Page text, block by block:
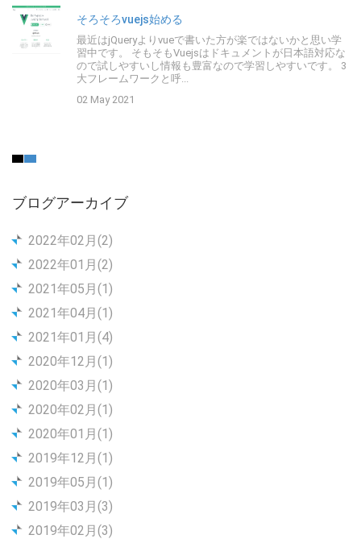
そろそろvuejs始める
最近はjQueryよりvueで書いた方が楽ではないかと思い学
習中です。 そもそもVuejsはドキュメントが日本語対応な
ので試しやすいし情報も豊富なので学習しやすいです。 3
大フレームワークと呼...
02 May 2021
ブログアーカイブ
2022年02月(2)
2022年01月(2)
2021年05月(1)
2021年04月(1)
2021年01月(4)
2020年12月(1)
2020年03月(1)
2020年02月(1)
2020年01月(1)
2019年12月(1)
2019年05月(1)
2019年03月(3)
2019年02月(3)